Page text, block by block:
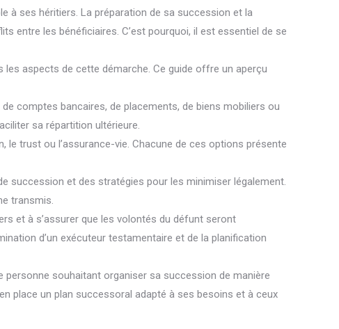
à ses héritiers. La préparation de sa succession et la
entre les bénéficiaires. C’est pourquoi, il est essentiel de se
aspects de cette démarche. Ce guide offre un aperçu
comptes bancaires, de placements, de biens mobiliers ou
sa répartition ultérieure.
trust ou l’assurance-vie. Chacune de ces options présente
succession et des stratégies pour les minimiser légalement.
transmis.
et à s’assurer que les volontés du défunt seront
d’un exécuteur testamentaire et de la planification
souhaitant organiser sa succession de manière
place un plan successoral adapté à ses besoins et à ceux